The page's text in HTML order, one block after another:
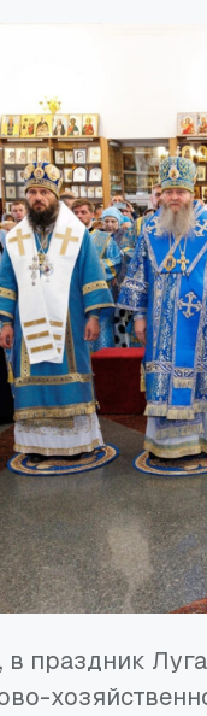
в праздник